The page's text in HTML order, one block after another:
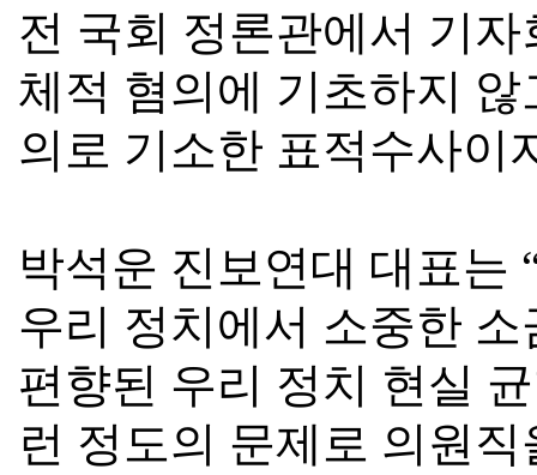
전 국회 정론관에서 기
체적 혐의에 기초하지 않
의로 기소한 표적수사이
박석운 진보연대 대표는
우리 정치에서 소중한
편향된 우리 정치 현실
런 정도의 문제로 의원